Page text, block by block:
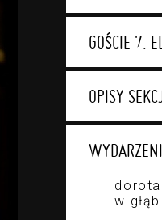
GOŚCIE 7.
OPISY
w